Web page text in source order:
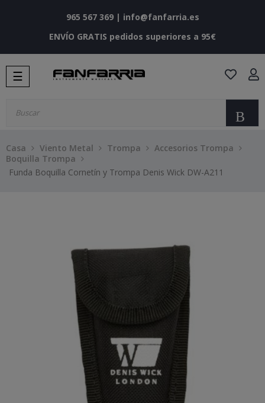
965 567 369| info@fanfarria.es
ENVÍO GRATIS pedidos superiores a 95€
Navegación
de
☰
Casa Viento Metal Trompa
Accesorios Trompa
Boquilla Trompa
Funda Boquilla Cornetín y Trompa Denis Wick DW-A211